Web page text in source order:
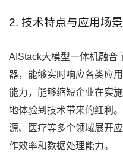
2. 技术特点与应用场景
AIStack大模型一体机融合
器，能够实时响应各类应
能力，能够缩短企业在实
地体验到技术带来的红利
源、医疗等多个领域展开
作效率和数据处理能力。